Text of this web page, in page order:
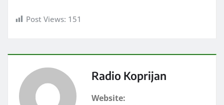
Post Views: 151
Radio Koprijan
Website: